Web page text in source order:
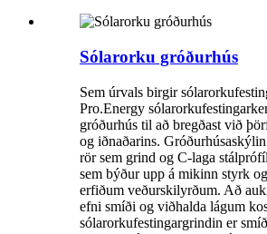
Sólarorku gróðurhús
Sem úrvals birgir
Pro.Energy
gróðurhús til að bregðast við
og iðnaðarins.
rör sem grind og C-laga
sem býður upp á mikinn styrk
erfiðum veðurskilyrðum. Að
efni smíði og viðhalda lágum
sólarorkufestingargrindin er